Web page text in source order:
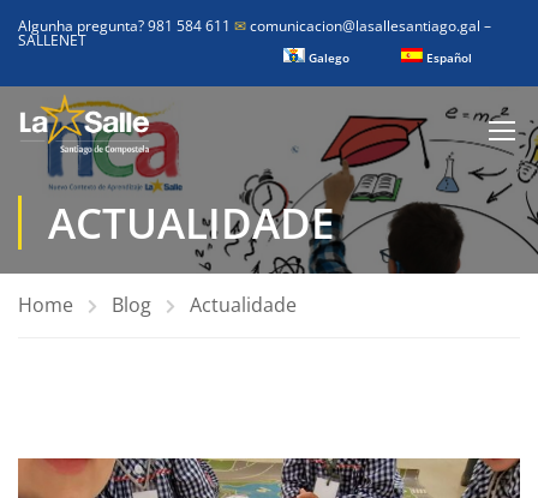
Algunha pregunta? 981 584 611 ✉comunicacion@lasallesantiago.gal –
SALLENET
Galego Español
ACTUALIDADE
Home Blog Actualidade